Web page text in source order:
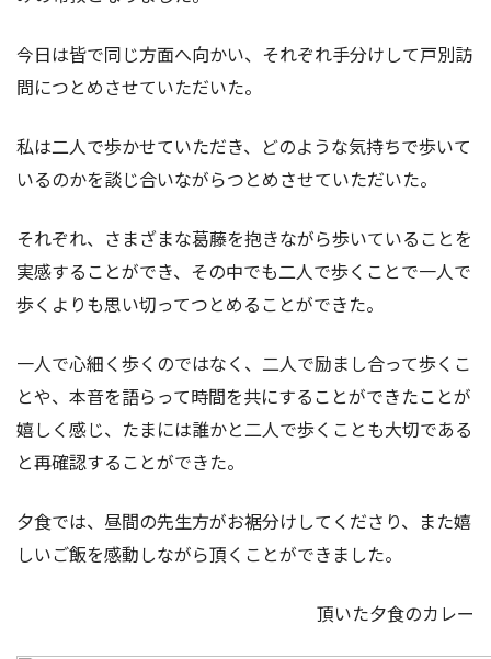
今日は皆で同じ方面へ向かい、それぞれ手分けして戸別訪
問につとめさせていただいた。
私は二人で歩かせていただき、どのような気持ちで歩いて
いるのかを談じ合いながらつとめさせていただいた。
それぞれ、さまざまな葛藤を抱きながら歩いていることを
実感することができ、その中でも二人で歩くことで一人で
歩くよりも思い切ってつとめることができた。
一人で心細く歩くのではなく、二人で励まし合って歩くこ
とや、本音を語らって時間を共にすることができたことが
嬉しく感じ、たまには誰かと二人で歩くことも大切である
と再確認することができた。
夕食では、昼間の先生方がお裾分けしてくださり、また嬉
しいご飯を感動しながら頂くことができました。
頂いた夕食のカレー